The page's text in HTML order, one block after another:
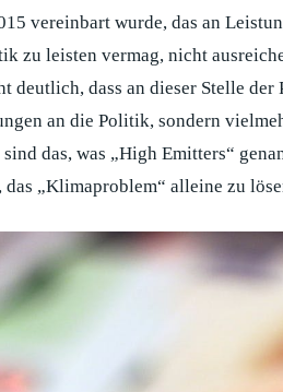
vereinbart wurde, das an
zu leisten vermag, nicht
deutlich, dass an dieser Stelle
an die Politik, sondern
das, was „High Emitters“
„Klimaproblem“ alleine zu